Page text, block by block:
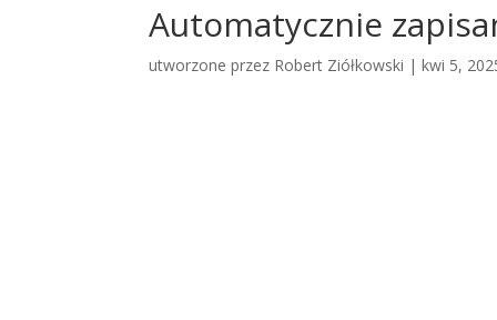
Automatycznie
utworzone przez Robert Ziółkowski |kwi 5,